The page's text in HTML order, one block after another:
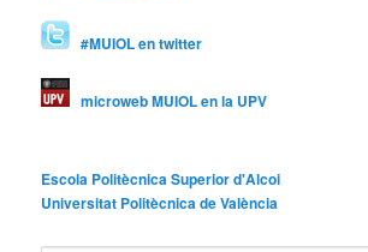
#MUIOL en twitter
microweb MUIOL en la UPV
Escola Politècnica Superior d'Alcoi
Universitat Politècnica de València